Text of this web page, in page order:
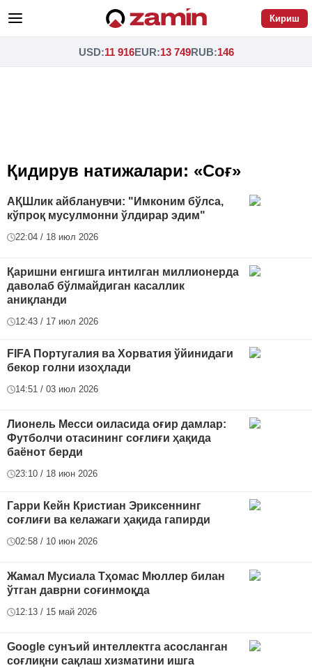
Кириш
USD:11 916EUR:13 749RUB:146
Қидирув натижалари: «Соғ»
АҚШлик айбланувчи: "Имконим бўлса,
кўпроқ мусулмонни ўлдирар эдим"
22:04 / 18 июл 2026
Қаришни енгишга интилган миллионерда
даволаб бўлмайдиган касаллик
аниқланди
12:43 / 17 июл 2026
FIFA Португалия ва Хорватия ўйинидаги
бекор голни изоҳлади
14:51 / 03 июл 2026
Лионель Месси оиласида оғир дамлар:
Футболчи отасининг соғлиғи ҳақида
баёнот берди
23:10 / 18 июн 2026
Гарри Кейн Кристиан Эриксеннинг
соғлиғи ва келажаги ҳақида гапирди
02:58 / 10 июн 2026
Жамал Мусиала Тҳомас Мюллер билан
ўтган даврни соғинмоқда
12:13 / 15 май 2026
Google сунъий интеллектга асосланган
соғлиқни сақлаш хизматини ишга